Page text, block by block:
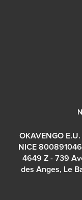
OKAVENGO
NICE
4649 Z - 739
des Anges, Le